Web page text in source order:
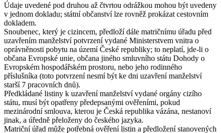
Údaje uvedené pod druhou až čtvrtou odrážkou mohou být uvedeny
v jednom dokladu; státní občanství lze rovněž prokázat cestovním
dokladem.
Snoubenec, který je cizincem, předloží dále matričnímu úřadu před
uzavřením manželství potvrzení vydané Ministerstvem vnitra o
oprávněnosti pobytu na území České republiky; to neplatí, jde-li o
občana Evropské unie, občana jiného smluvního státu Dohody o
Evropském hospodářském prostoru, nebo jeho rodinného
příslušníka (toto potvrzení nesmí být ke dni uzavření manželství
starší 7 pracovních dnů).
Předkládané listiny k uzavření manželství vydané orgány cizího
státu, musí být opatřeny předepsanými ověřeními, pokud
mezinárodní smlouva, kterou je Česká republika vázána, nestanoví
jinak, a úředně přeloženy do českého jazyka.
Matriční úřad může potřebná ověření listin a předložení stanovených